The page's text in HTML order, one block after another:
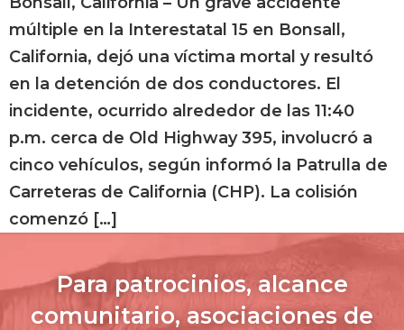
múltiple en la Interestatal 15 en Bonsall,
California, dejó una víctima mortal y resultó
en la detención de dos conductores. El
incidente, ocurrido alrededor de las 11:40
p.m. cerca de Old Highway 395, involucró a
cinco vehículos, según informó la Patrulla de
Carreteras de California (CHP). La colisión
comenzó […]
Para patrocinios, alcance
comunitario, asociaciones de